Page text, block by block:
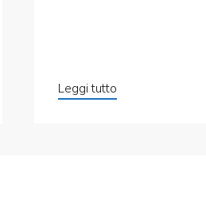
Leggi tutto